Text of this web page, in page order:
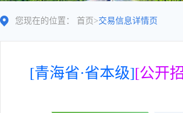
您现在的位置： 首页 >交易信息详情页
[青海省·省本级][公开